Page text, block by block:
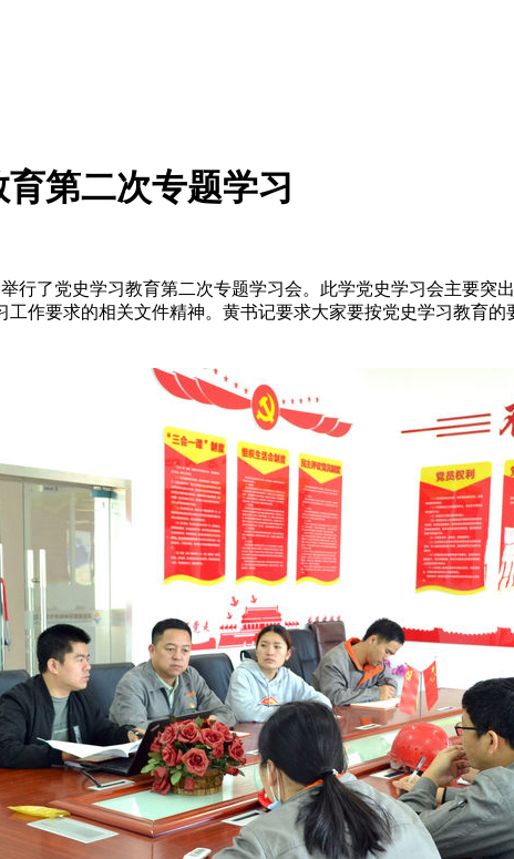
第二次专题学习
了党史学习教育第二次专题学习会。此学党史学习会主要突出
要求的相关文件精神。黄书记要求大家要按党史学习教育的